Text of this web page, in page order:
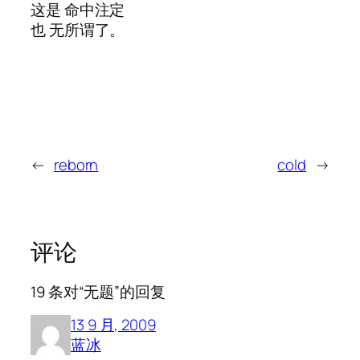
这是 命中注定
也 无所谓了。
← reborn cold →
评论
19 条对“无题”的回复
13 9 月, 2009
蓝冰